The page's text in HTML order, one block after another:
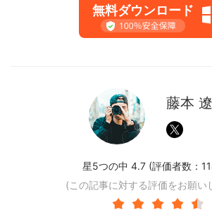
無料ダウンロード
藤本
星5つの中 4.7 (評価者数：
(この記事に対する評価をお願い